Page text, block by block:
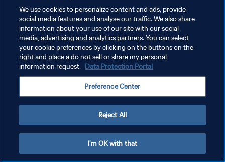
PRIVACY POLICY
TERMINI DI SERVIZIO
GESTISCI LE TUE PREFERENZE PER I COOKIES
We use cookies to personalize content and ads, provide
social media features and analyse our traffic. We also share
information about your use of our site with our social
media, advertising and analytics partners. You can select
your cookie preferences by clicking on the buttons on the
right and place a do not sell or share my personal
information request. Data Protection Portal
Preference Center
Reject All
I'm OK with that